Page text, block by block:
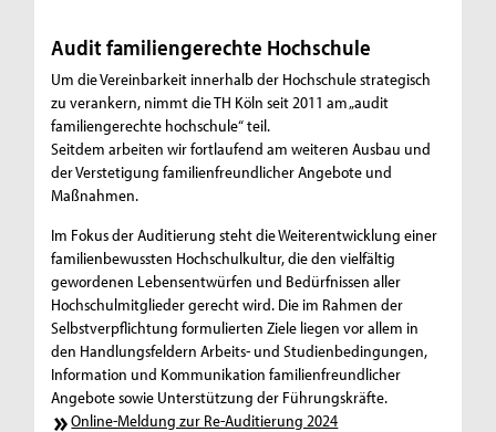
Audit familiengerechte Hochschule
Um die Vereinbarkeit innerhalb der Hochschule strategisch
zu verankern, nimmt die TH Köln seit 2011 am „audit
familiengerechte hochschule“ teil.
Seitdem arbeiten wir fortlaufend am weiteren Ausbau und
der Verstetigung familienfreundlicher Angebote und
Maßnahmen.
Im Fokus der Auditierung steht die Weiterentwicklung einer
familienbewussten Hochschulkultur, die den vielfältig
gewordenen Lebensentwürfen und Bedürfnissen aller
Hochschulmitglieder gerecht wird. Die im Rahmen der
Selbstverpflichtung formulierten Ziele liegen vor allem in
den Handlungsfeldern Arbeits- und Studienbedingungen,
Information und Kommunikation familienfreundlicher
Angebote sowie Unterstützung der Führungskräfte.
Online-Meldung zur Re-Auditierung 2024